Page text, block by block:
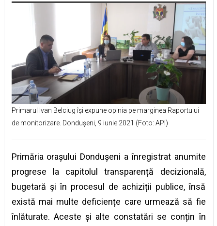
Primarul Ivan Belciug își expune opinia pe marginea Raportului
de monitorizare. Dondușeni, 9 iunie 2021 (Foto: API)
Primăria orașului Dondușeni a înregistrat anumite
progrese la capitolul transparență decizională,
bugetară și în procesul de achiziții publice, însă
există mai multe deficiențe care urmează să fie
înlăturate. Aceste și alte constatări se conțin în